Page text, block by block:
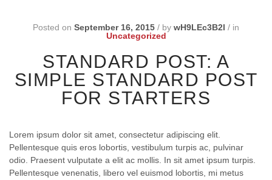
Posted on September 16, 2015 / by wH9LEc3B2l / in
Uncategorized
STANDARD POST: A
SIMPLE STANDARD POST
FOR STARTERS
Lorem ipsum dolor sit amet, consectetur adipiscing elit.
Pellentesque quis eros lobortis, vestibulum turpis ac, pulvinar
odio. Praesent vulputate a elit ac mollis. In sit amet ipsum turpis.
Pellentesque venenatis, libero vel euismod lobortis, mi metus